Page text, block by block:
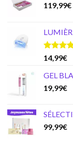
119,99€
Note5.00
sur 5
14,99€
GEL
19,99€
99,99€